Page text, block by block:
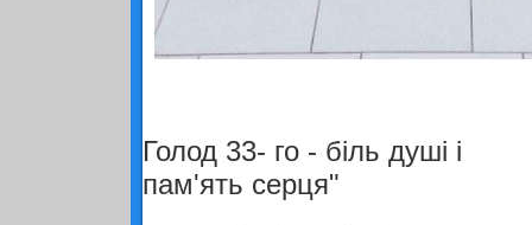
Голод 33- го - біль душі і
пам'ять серця"